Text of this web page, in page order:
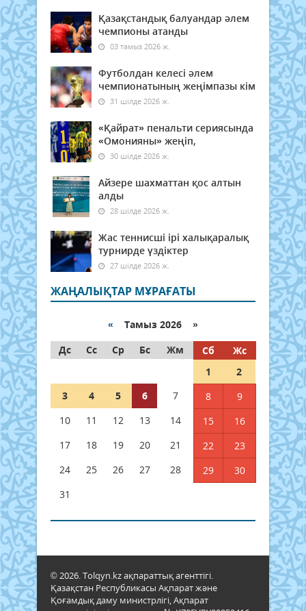
Қазақстандық балуандар әлем
чемпионы атанды
03 тамыз 2026 ж.
Футболдан келесі әлем
чемпионатының жеңімпазы кім
31 шілде 2026 ж.
«Қайрат» пенальти сериясында
«Омонияны» жеңіп,
30 шілде 2026 ж.
Айзере шахматтан қос алтын
алды
28 шілде 2026 ж.
Жас теннисші ірі халықаралық
турнирде үздіктер
27 шілде 2026 ж.
ЖАҢАЛЫҚТАР МҰРАҒАТЫ
« Тамыз 2026 »
Дс
Сс Ср Бс Жм Сб
Жс
1
2
3
4 5 6 7 8
9
10
11 12 13 14 15
16
17
18 19 20 21 22
23
24
25 26 27 28 29
30
31
© 2026. Tolqyn.kz ақпараттық агенттігі.
Қазақстан Республикасы Ақпарат және
Қоғамдық даму министрлігі, Ақпарат